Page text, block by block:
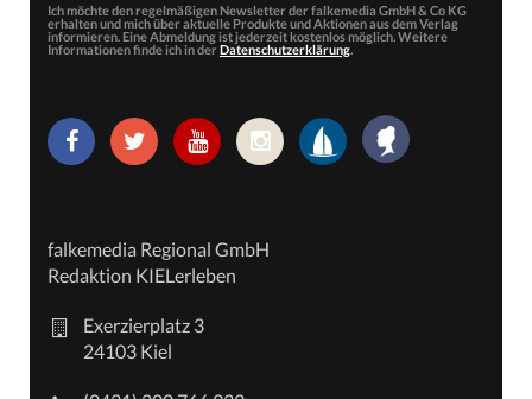
Ich möchte den regelmäßigen Newsletter der falkemedia GmbH & Co KG
erhalten und mich über aktuelle Produkte und Aktionen aus dem Verlag
informieren. Eine Abmeldung ist jederzeit kostenlos möglich. Weitere
Informationen finde ich in der Datenschutzerklärung.
falkemedia Regional GmbH
Redaktion KIELerleben
Exerzierplatz 3
24103 Kiel